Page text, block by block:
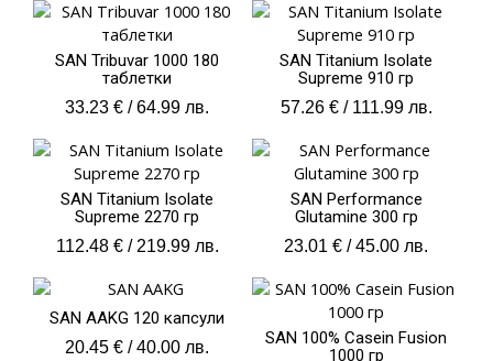
SAN Tribuvar 1000 180
таблетки
33.23 € / 64.99 лв.
SAN Titanium Isolate
Supreme 910 гр
57.26 €/ 111.99 лв.
SAN Titanium Isolate
Supreme 2270 гр
112.48 €/ 219.99 лв.
SAN Performance
Glutamine 300 гр
23.01 € / 45.00 лв.
SAN AAKG 120 капсули
20.45 € / 40.00 лв.
SAN 100% Casein Fusion
1000 гр